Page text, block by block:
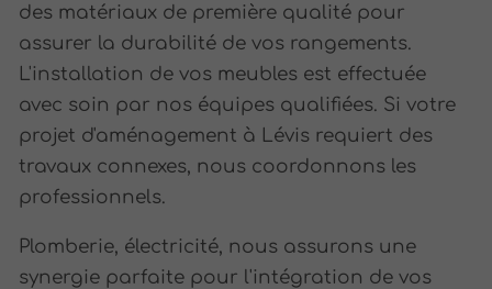
des matériaux de première qualité pour
assurer la durabilité de vos rangements.
L'installation de vos meubles est effectuée
avec soin par nos équipes qualifiées. Si votre
projet d'aménagement à Lévis requiert des
travaux connexes, nous coordonnons les
professionnels.
Plomberie, électricité, nous assurons une
synergie parfaite pour l'intégration de vos